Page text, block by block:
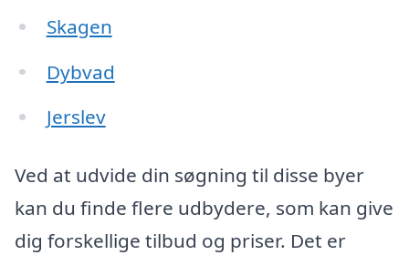
Skagen
Dybvad
Jerslev
Ved at udvide din søgning til disse byer
kan du finde flere udbydere, som kan give
dig forskellige tilbud og priser. Det er